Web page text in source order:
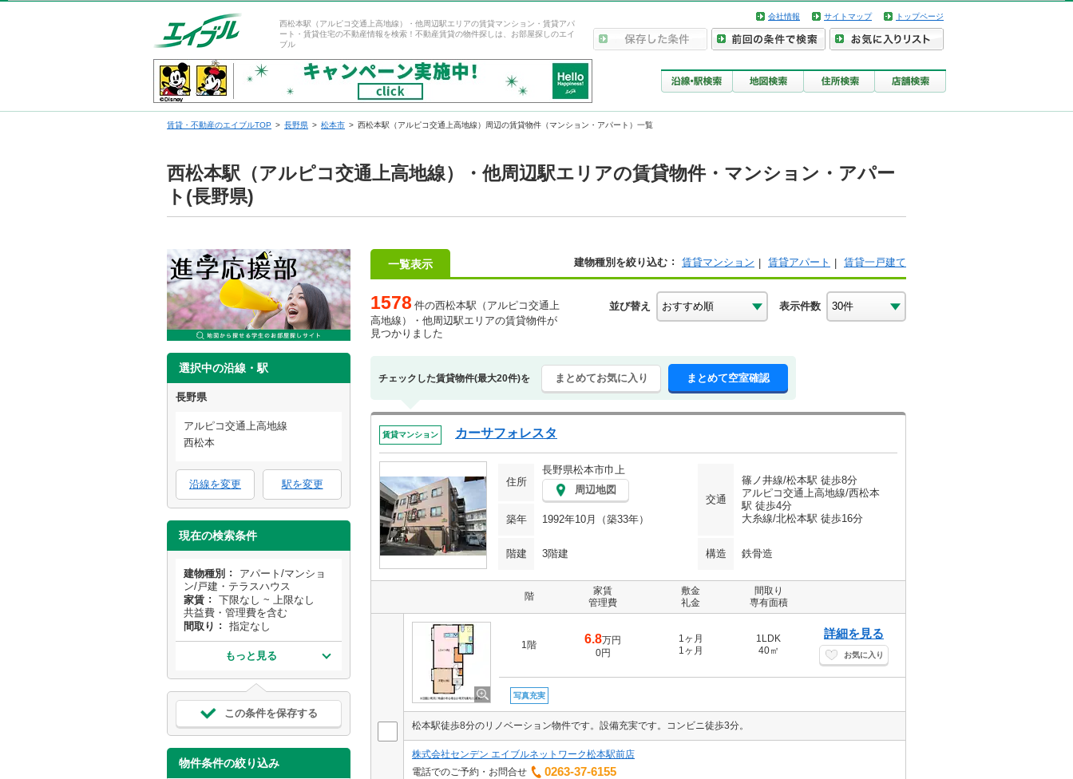
西松本駅（アルピコ交通上高地線）・他周辺駅エリアの賃貸マンション・賃貸アパ
ート・賃貸住宅の不動産情報を検索！不動産賃貸の物件探しは、お部屋探しのエイ
ブル
会社情報 サイトマップ トップページ
賃貸・不動産のエイブルTOP 長野県 松本市 西松本駅（アルピコ交通上高地線）周辺の賃貸物件（マンション・アパート）一覧
西松本駅（アルピコ交通上高地線）・他周辺駅エリアの賃貸物件・マンション・アパー
ト(長野県)
選択中の沿線・駅
長野県
アルピコ交通上高地線
西松本
沿線を変更 駅を変更
現在の検索条件
建物種別
アパート/マンショ
ン/戸建・テラスハウス
家賃
下限なし ~ 上限なし
共益費・管理費を含む
間取り
指定なし
もっと見る
この条件を保存する
物件条件の絞り込み
一覧表示 建物種別を絞り込む 賃貸マンション 賃貸アパート 賃貸一戸建て
1578 件の西松本駅（アルピコ交通上
高地線）・他周辺駅エリアの賃貸物件が
見つかりました
並び替え 表示件数
チェックした賃貸物件(最大20件)を まとめてお気に入り まとめて空室確認
賃貸マンション カーサフォレスタ
住所
長野県松本市巾上
周辺地図
交通
篠ノ井線/松本駅 徒歩8分
アルピコ交通上高地線/西松本
駅 徒歩4分
大糸線/北松本駅 徒歩16分
築年 1992年10月（築33年）
階建 3階建 構造 鉄骨造
階
家賃
管理費
敷金
礼金
間取り
専有面積
1階 6.8万円
0円
1ヶ月
1ヶ月
1LDK
40㎡
詳細を見る
お気に入り
写真充実
松本駅徒歩8分のリノベーション物件です。設備充実です。コンビニ徒歩3分。
株式会社センデン エイブルネットワーク松本駅前店
電話でのご予約・お問合せ
0263-37-6155